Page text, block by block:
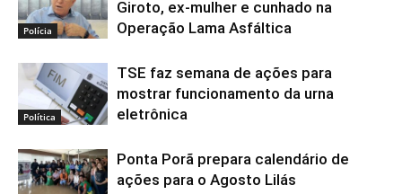
Polícia
Giroto, ex-mulher e cunhado na
Operação Lama Asfáltica
Política
TSE faz semana de ações para
mostrar funcionamento da urna
eletrônica
Ponta Porã prepara calendário de
ações para o Agosto Lilás